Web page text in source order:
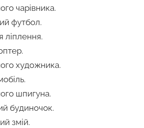
чарівника.
футбол.
ліплення.
художника.
шпигуна.
будиночок.
змій.